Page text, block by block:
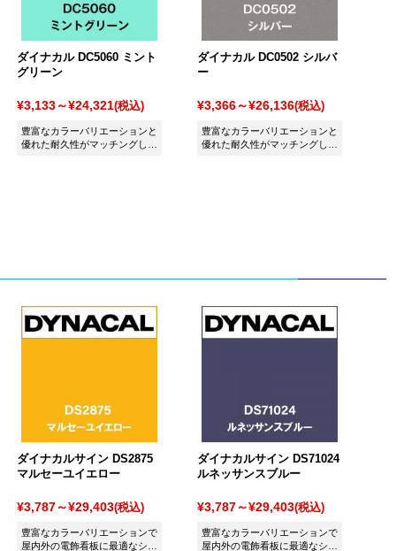
ダイナカル DC5060 ミント
グリーン
¥3,133～¥24,321(税込)
豊富なカラーバリエーションと
優れた耐久性がマッチングした
ダイナカル DC0502 シルバ
ー
¥3,366～¥26,136(税込)
豊富なカラーバリエーションと
優れた耐久性がマッチングした
ダイナカルサイン DS2875
マルセーユイエロー
¥3,787～¥29,403(税込)
豊富なカラーバリエーションで
屋内外の電飾看板に最適なシー
ダイナカルサイン DS71024
ルネッサンスブルー
¥3,787～¥29,403(税込)
豊富なカラーバリエーションで
屋内外の電飾看板に最適なシー